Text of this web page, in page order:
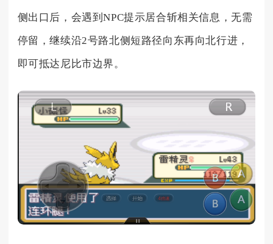
侧出口后，会遇到NPC提示居合斩相关信息，无需
停留，继续沿2号路北侧短路径向东再向北行进，
即可抵达尼比市边界。